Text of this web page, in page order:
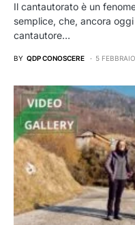
Il cantautorato è un
semplice, che, ancora
cantautore…
BY QDP CONOSCERE 5